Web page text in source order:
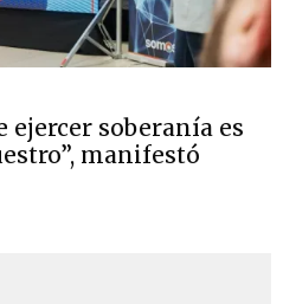
ejercer soberanía es
manifestó